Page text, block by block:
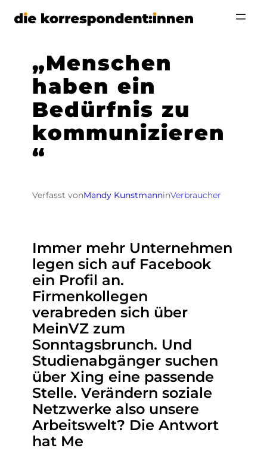
Zum
„Menschen
haben ein
Bedürfnis zu
kommunizieren
“
Verfasst vonMandy KunstmanninVerbraucher
Immer mehr Unternehmen
legen sich auf Facebook
ein Profil an.
Firmenkollegen
verabreden sich über
MeinVZ zum
Sonntagsbrunch. Und
Studienabgänger suchen
über Xing eine passende
Stelle. Verändern soziale
Netzwerke also unsere
Arbeitswelt? Die Antwort
hat Me